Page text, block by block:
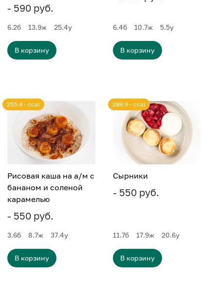
- 590 руб.
6.2б 13.9ж 25.4у
В корзину
6.4б 10.7ж 5.5у
В корзину
Рисовая каша на а/м с
бананом и соленой
карамелью
- 550 руб.
255.4 - ccal
3.6б 8.7ж 37.4у
В корзину
Сырники
- 550 руб.
289.9 - ccal
11.7б 17.9ж 20.6у
В корзину